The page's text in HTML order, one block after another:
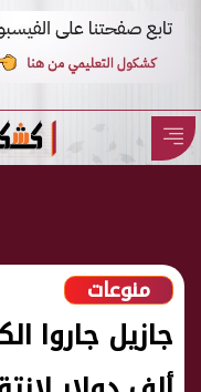
منوعات